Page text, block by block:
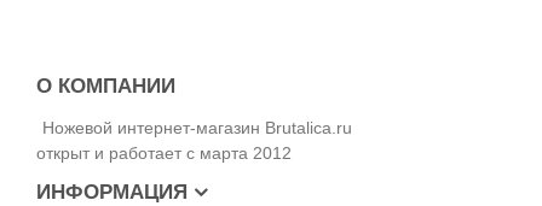
Рукоять – G10
Вес – 120 г
О КОМПАНИИ
Ножевой интернет-магазин Brutalica.ru
открыт и работает с марта 2012
ИНФОРМАЦИЯ